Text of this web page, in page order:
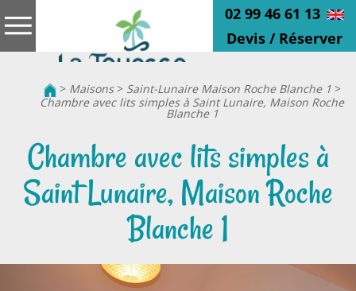
02 99 46 61 13
Devis / Réserver
> Maisons> Saint-Lunaire Maison Roche Blanche 1 >
Chambre avec lits simples à Saint Lunaire, Maison Roche
Blanche 1
Chambre avec lits simples à
Saint Lunaire, Maison Roche
Blanche 1